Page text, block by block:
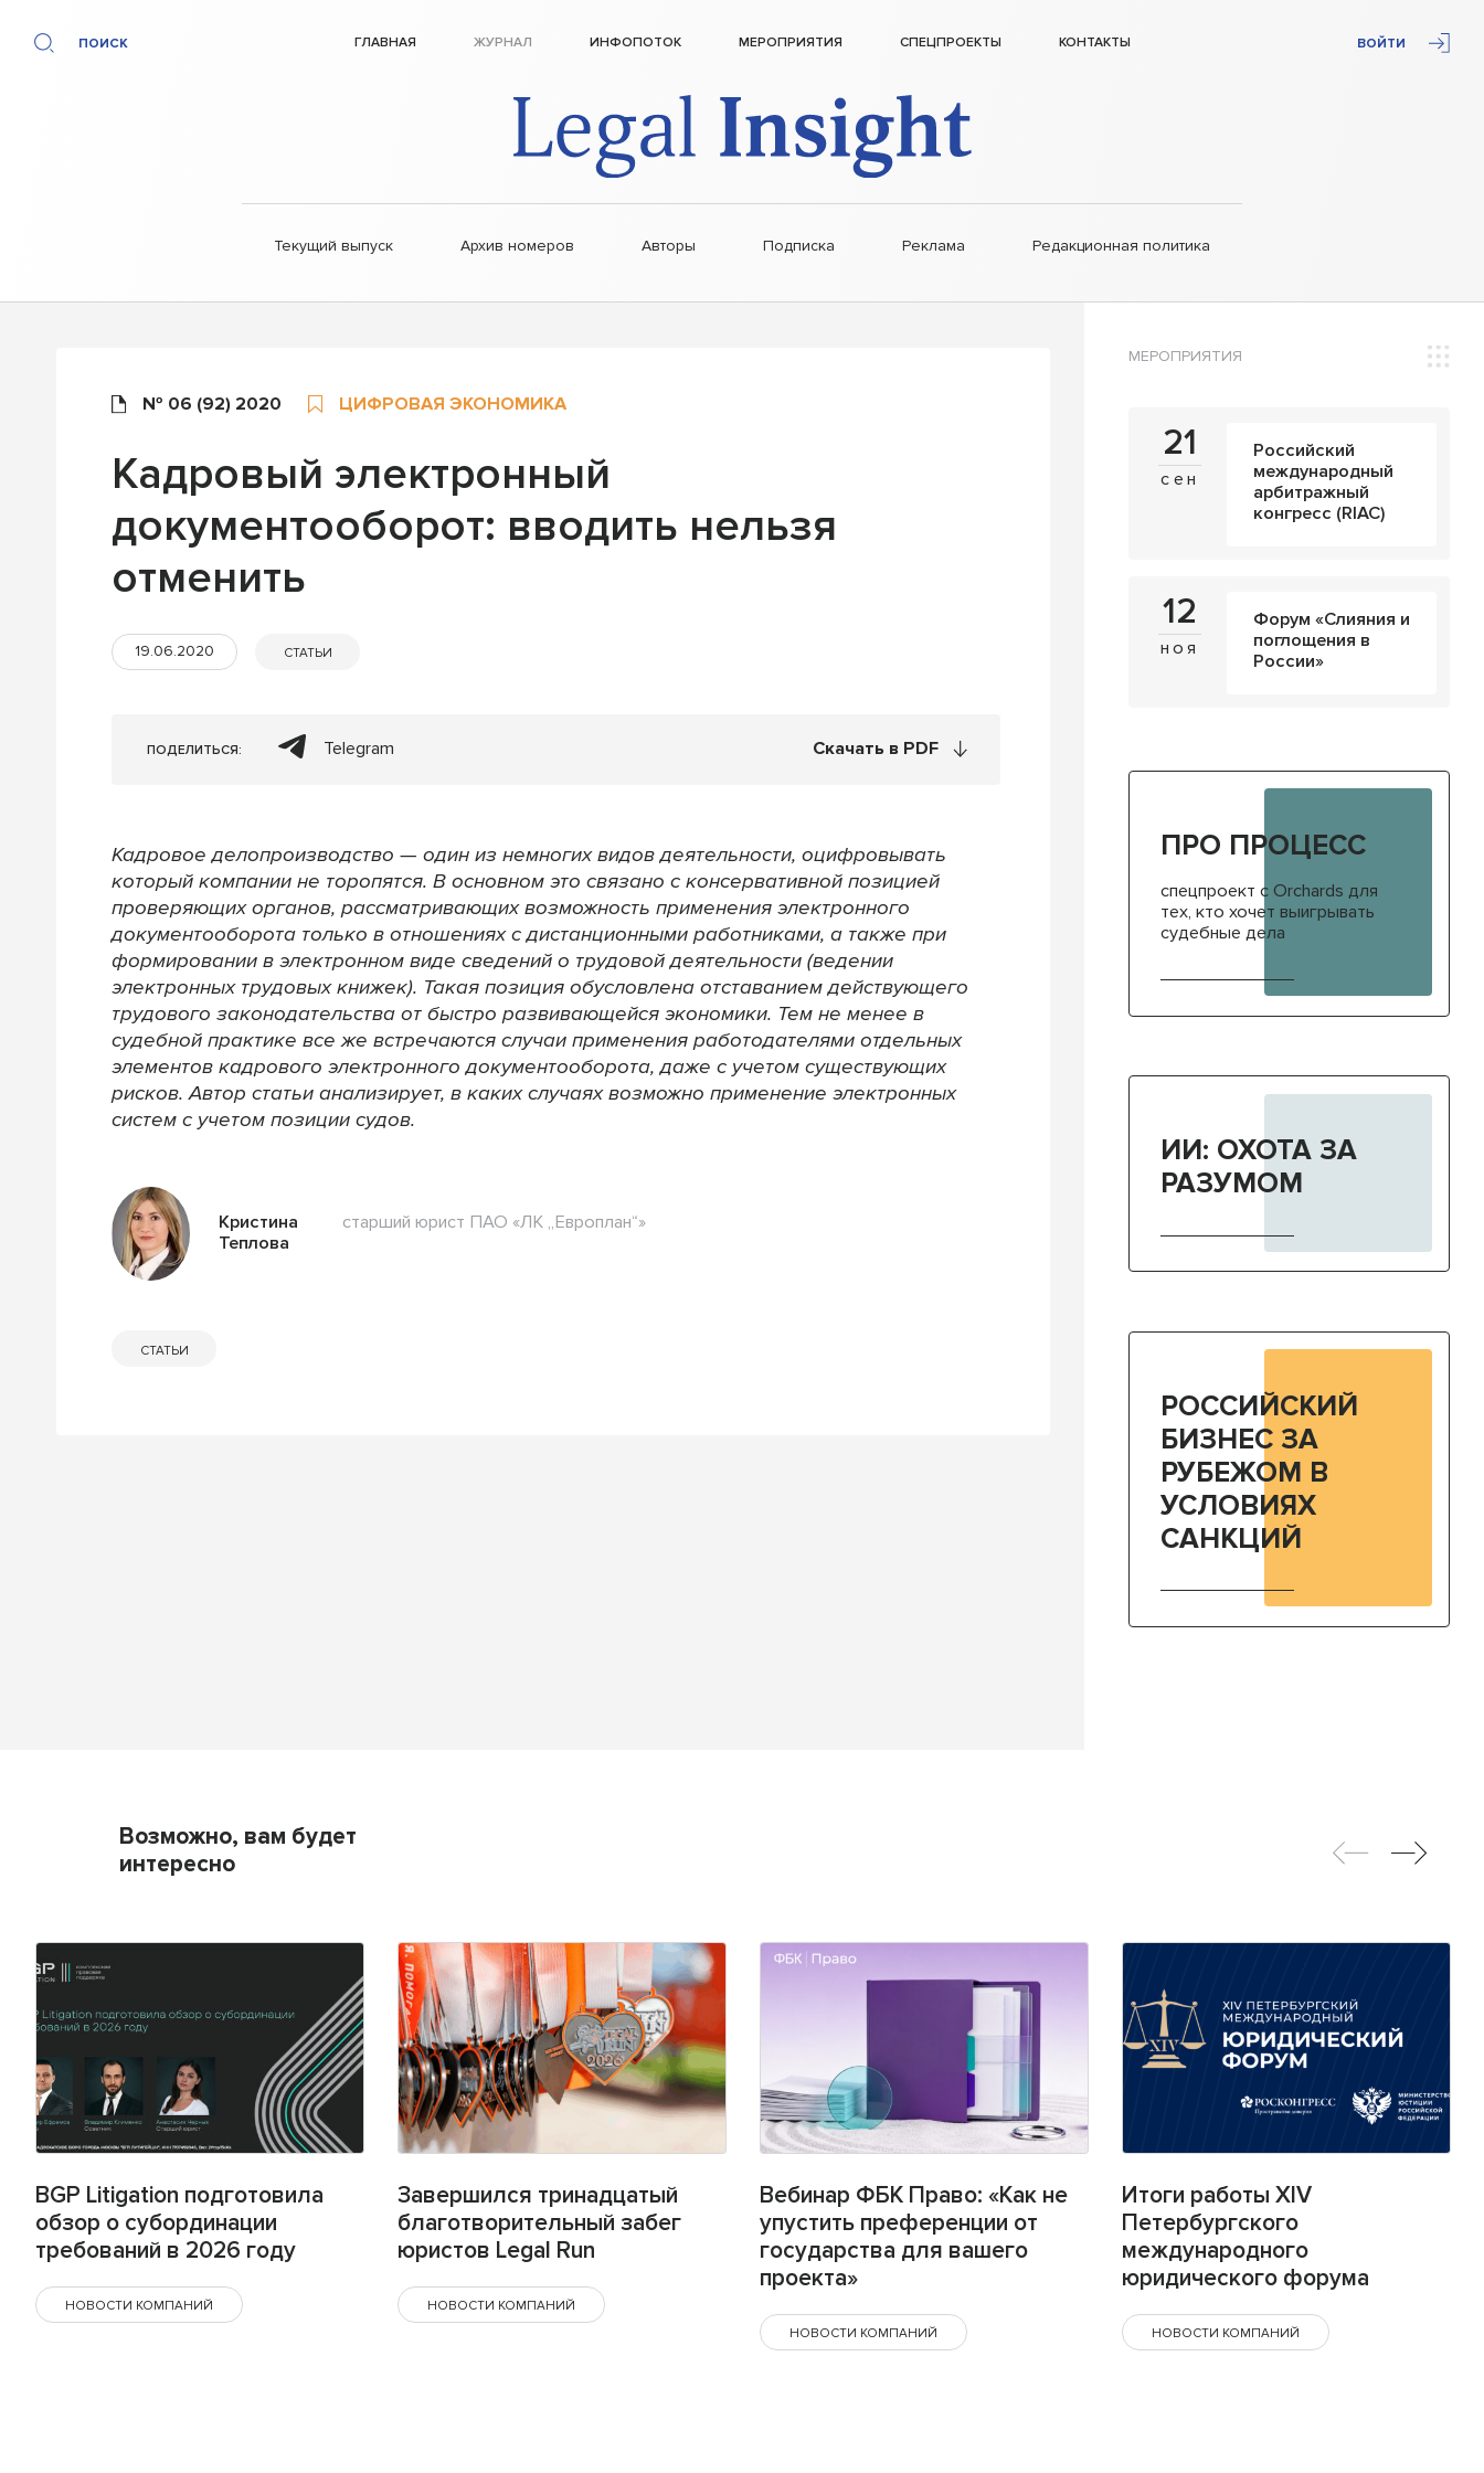
ПОИСК ГЛАВНАЯ ЖУРНАЛ ИНФОПОТОК МЕРОПРИЯТИЯ СПЕЦПРОЕКТЫ КОНТАКТЫ ВОЙТИ
Текущий выпуск Архив номеров Авторы Подписка Реклама Редакционная политика
№ 06 (92) 2020 ЦИФРОВАЯ ЭКОНОМИКА
Кадровый электронный
документооборот: вводить нельзя
отменить
19.06.2020 СТАТЬИ
ПОДЕЛИТЬСЯ: Telegram Скачать в PDF
Кадровое делопроизводство — один из немногих видов деятельности, оцифровывать
который компании не торопятся. В основном это связано с консервативной позицией
проверяющих органов, рассматривающих возможность применения электронного
документооборота только в отношениях с дистанционными работниками, а также при
формировании в электронном виде сведений о трудовой деятельности (ведении
электронных трудовых книжек). Такая позиция обусловлена отставанием действующего
трудового законодательства от быстро развивающейся экономики. Тем не менее в
судебной практике все же встречаются случаи применения работодателями отдельных
элементов кадрового электронного документооборота, даже с учетом существующих
рисков. Автор статьи анализирует, в каких случаях возможно применение электронных
систем с учетом позиции судов.
Кристина
Теплова
старший юрист ПАО «ЛК „Европлан“»
СТАТЬИ
МЕРОПРИЯТИЯ
21
сен
Российский
международный
арбитражный
конгресс (RIAC)
12
ноя
Форум «Слияния и
поглощения в
России»
ПРО ПРОЦЕСС
спецпроект с Orchards для
тех, кто хочет выигрывать
судебные дела
ИИ: ОХОТА ЗА
РАЗУМОМ
РОССИЙСКИЙ
БИЗНЕС ЗА
РУБЕЖОМ В
УСЛОВИЯХ
САНКЦИЙ
Возможно, вам будет
интересно
BGP Litigation подготовила
обзор о субординации
требований в 2026 году
НОВОСТИ КОМПАНИЙ
Завершился тринадцатый
благотворительный забег
юристов Legal Run
НОВОСТИ КОМПАНИЙ
Вебинар ФБК Право: «Как не
упустить преференции от
государства для вашего
проекта»
НОВОСТИ КОМПАНИЙ
Итоги работы XIV
Петербургского
международного
юридического форума
НОВОСТИ КОМПАНИЙ